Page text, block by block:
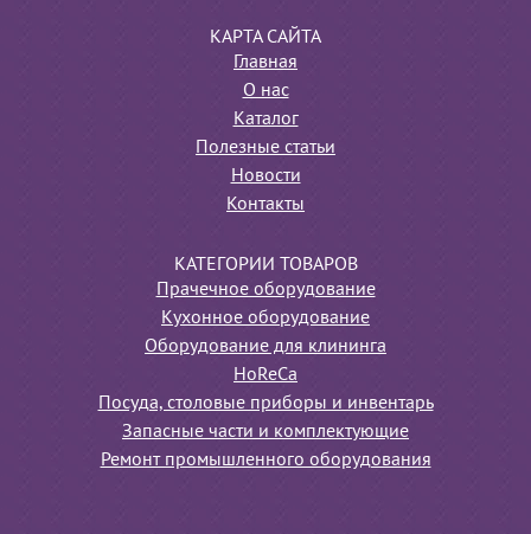
КАРТА САЙТА
Главная
О нас
Каталог
Полезные статьи
Новости
Контакты
КАТЕГОРИИ ТОВАРОВ
Прачечное оборудование
Кухонное оборудование
Оборудование для клининга
HoReCa
Посуда, столовые приборы и инвентарь
Запасные части и комплектующие
Ремонт промышленного оборудования